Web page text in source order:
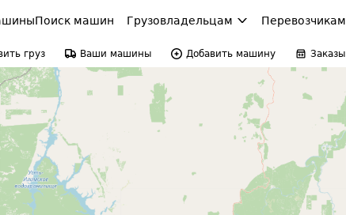
Поиск машин Грузовладельцам Перевозчикам
груз Ваши машины Добавить машину Заказы